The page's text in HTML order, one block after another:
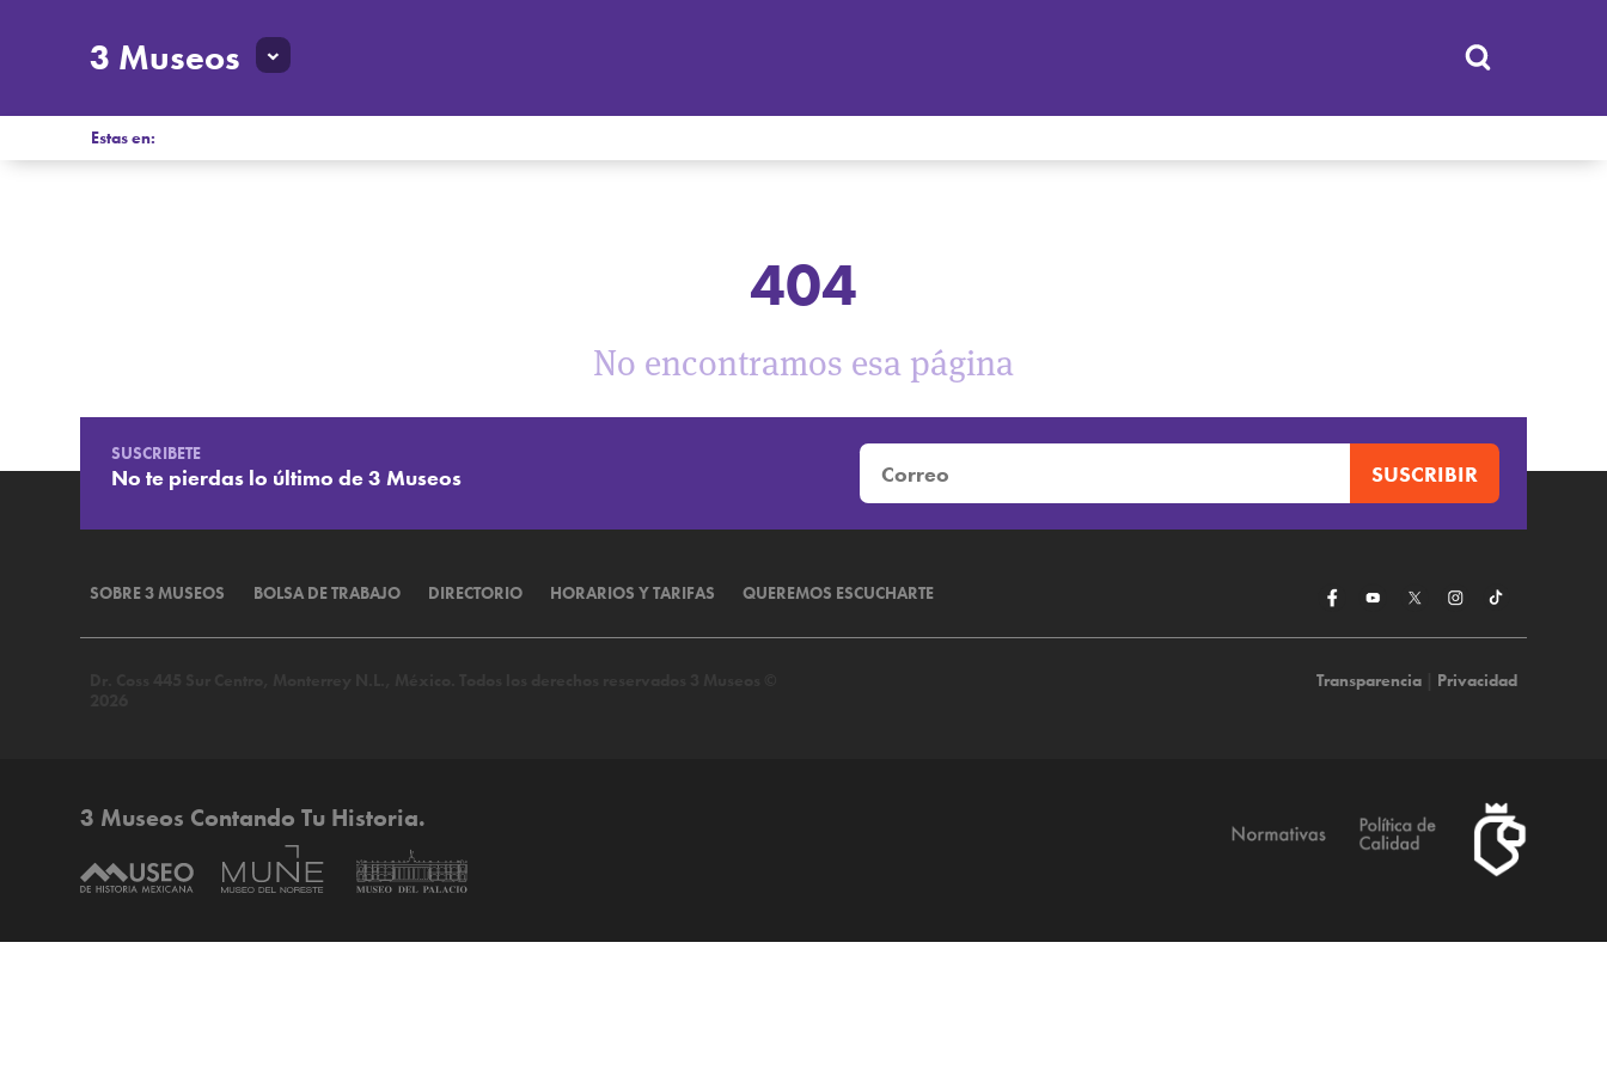
3 Museos
Estas en:
404
No encontramos esa página
SUSCRIBETE
No te pierdas lo último de 3 Museos
SOBRE 3 MUSEOS BOLSA DE TRABAJO DIRECTORIO HORARIOS Y TARIFAS QUEREMOS ESCUCHARTE
Transparencia| Privacidad
3 Museos Contando Tu Historia.